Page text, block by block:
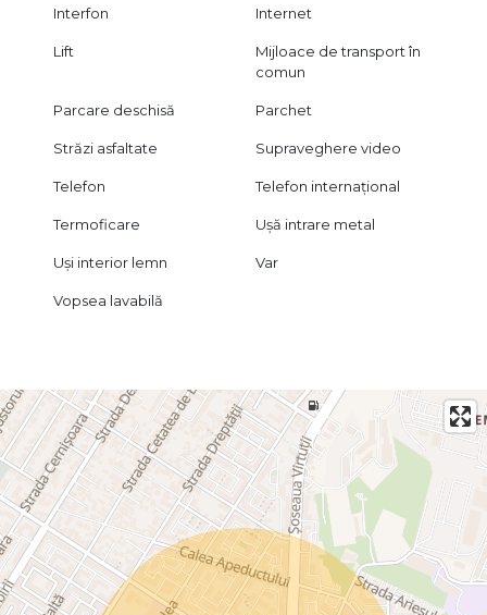
Interfon Internet
Lift
Mijloace de transport în
comun
Parcare deschisă Parchet
Străzi asfaltate Supraveghere video
Telefon Telefon internațional
Termoficare Ușă intrare metal
Uși interior lemn Var
Vopsea lavabilă